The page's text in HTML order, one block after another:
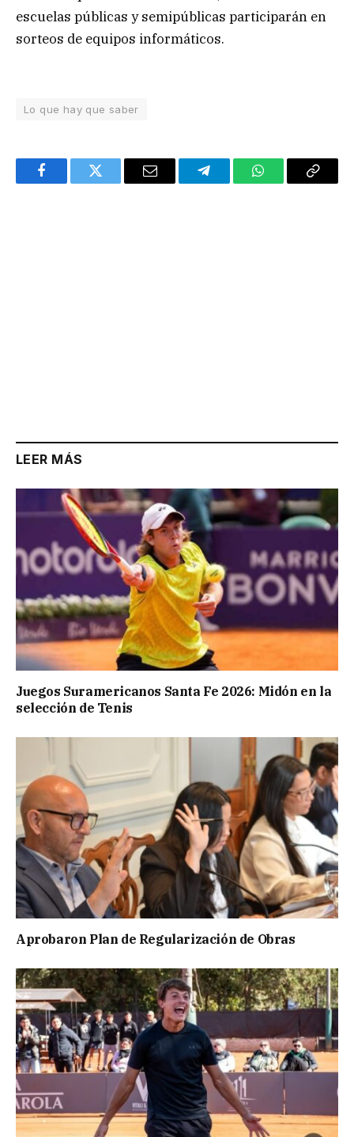
escuelas públicas y semipúblicas participarán en
sorteos de equipos informáticos.
Lo que hay que saber
FacebookTwitter Email TelegramWhatsAppCopy
LEER MÁS
Juegos Suramericanos Santa Fe 2026: Midón en la
selección de Tenis
Aprobaron Plan de Regularización de Obras